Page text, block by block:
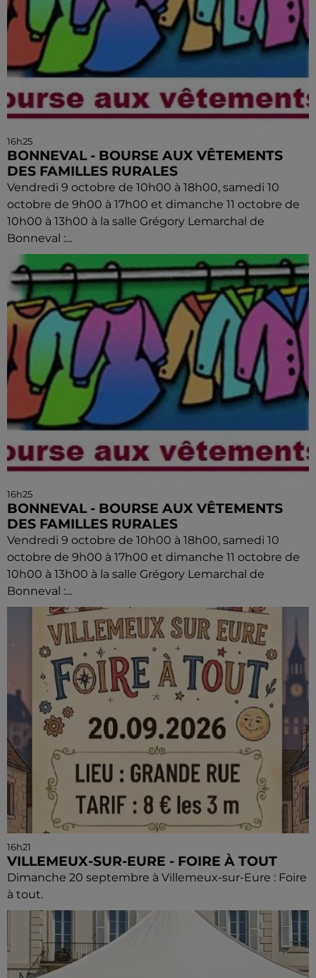
16h25
BONNEVAL - BOURSE AUX VÊTEMENTS
DES FAMILLES RURALES
Vendredi 9 octobre de 10h00 à 18h00, samedi 10
octobre de 9h00 à 17h00 et dimanche 11 octobre de
10h00 à 13h00 à la salle Grégory Lemarchal de
Bonneval :...
16h25
BONNEVAL - BOURSE AUX VÊTEMENTS
DES FAMILLES RURALES
Vendredi 9 octobre de 10h00 à 18h00, samedi 10
octobre de 9h00 à 17h00 et dimanche 11 octobre de
10h00 à 13h00 à la salle Grégory Lemarchal de
Bonneval :...
16h21
VILLEMEUX-SUR-EURE - FOIRE À TOUT
Dimanche 20 septembre à Villemeux-sur-Eure : Foire
à tout.